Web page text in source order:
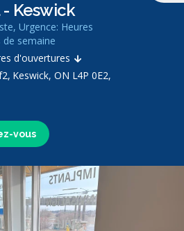
Keswick
Urgence: Heures
de semaine
vous
d'ouvertures
Keswick, ON L4P 0E2,